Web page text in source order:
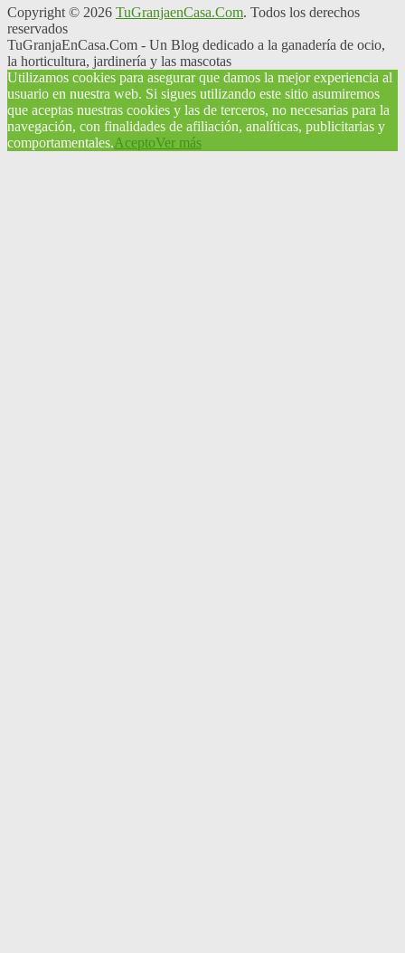
Copyright © 2026 TuGranjaenCasa.Com. Todos los derechos
reservados
TuGranjaEnCasa.Com - Un Blog dedicado a la ganadería de ocio,
la horticultura, jardinería y las mascotas
Utilizamos cookies para asegurar que damos la mejor experiencia al
usuario en nuestra web. Si sigues utilizando este sitio asumiremos
que aceptas nuestras cookies y las de terceros, no necesarias para la
navegación, con finalidades de afiliación, analíticas, publicitarias y
comportamentales.AceptoVer más